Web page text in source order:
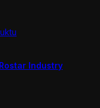
Industry